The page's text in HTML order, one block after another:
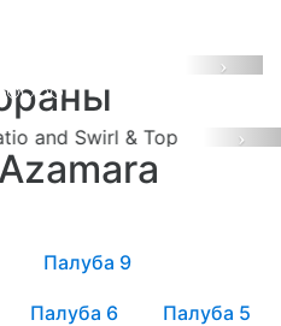
Next
and Swirl
Палуба 9
Палуба 6 Палуба 5